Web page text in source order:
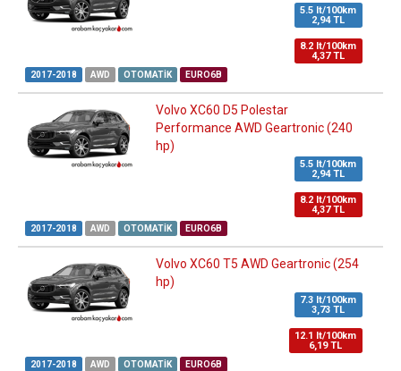
5.5 lt/100km
2,94 TL
8.2 lt/100km
4,37 TL
2017-2018 AWD OTOMATIK EURO6B
Volvo XC60 D5 Polestar
Performance AWD Geartronic (240
hp)
5.5 lt/100km
2,94 TL
8.2 lt/100km
4,37 TL
2017-2018 AWD OTOMATIK EURO6B
Volvo XC60 T5 AWD Geartronic (254
hp)
7.3 lt/100km
3,73 TL
12.1 lt/100km
6,19 TL
2017-2018 AWD OTOMATIK EURO6B